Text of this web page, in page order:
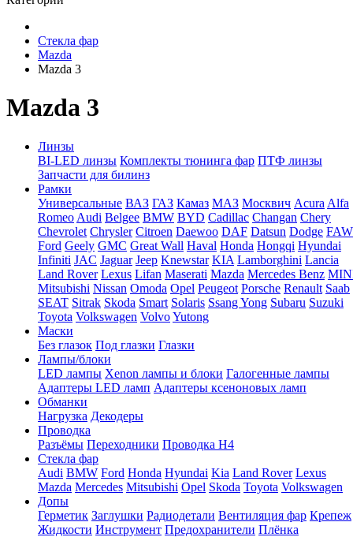
Стекла фар
Mazda
Mazda 3
Mazda 3
Линзы
BI-LED линзы Комплекты тюнинга фар ПТФ линзы
Запчасти для билинз
Рамки
Универсальные ВАЗ ГАЗ Камаз МАЗ Москвич Acura Alfa
Romeo Audi Belgee BMW BYD Cadillac Changan Chery
Chevrolet Chrysler Citroen Daewoo DAF Datsun Dodge FAW
Ford Geely GMC Great Wall Haval Honda Hongqi Hyundai
Infiniti JAC Jaguar Jeep Knewstar KIA Lamborghini Lancia
Land Rover Lexus Lifan Maserati Mazda Mercedes Benz
Mitsubishi Nissan Omoda Opel Peugeot Porsche Renault Saab
SEAT Sitrak Skoda Smart Solaris Ssang Yong Subaru Suzuki
Toyota Volkswagen VolvoYutong
Маски
Без глазок Под глазки Глазки
Лампы/блоки
LED лампы Xenon лампы и блоки Галогенные лампы
Адаптеры LED ламп Адаптеры ксеноновых ламп
Обманки
Нагрузка Декодеры
Проводка
Разъёмы Переходники Проводка H4
Стекла фар
Audi BMW Ford Honda Hyundai Kia Land Rover Lexus
Mazda Mercedes Mitsubishi Opel Skoda Toyota Volkswagen
Допы
Герметик Заглушки Радиодетали Вентиляция фар Крепеж
Жидкости Инструмент Предохранители Плёнка